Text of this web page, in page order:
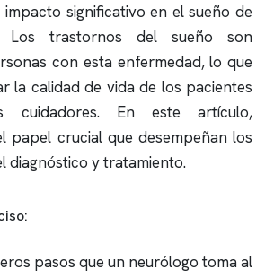
significativo en el sueño de
Los trastornos del sueño son
con esta enfermedad, lo que
la calidad de vida de los pacientes
En este artículo,
papel crucial que desempeñan los
diagnóstico y tratamiento.
pasos que un neurólogo toma al